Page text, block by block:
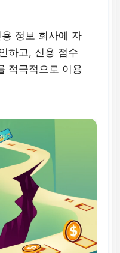
용 정보 회사에 자
하고, 신용 점수
적극적으로 이용